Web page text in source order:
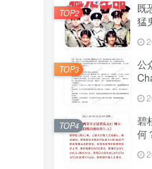
既
猛
TOP2
公
好
TOP3
碧
何
TOP4